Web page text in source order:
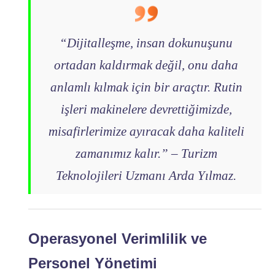
“Dijitalleşme, insan dokunuşunu
ortadan kaldırmak değil, onu daha
anlamlı kılmak için bir araçtır. Rutin
işleri makinelere devrettiğimizde,
misafirlerimize ayıracak daha kaliteli
zamanımız kalır.” – Turizm
Teknolojileri Uzmanı Arda Yılmaz.
Operasyonel Verimlilik ve
Personel Yönetimi